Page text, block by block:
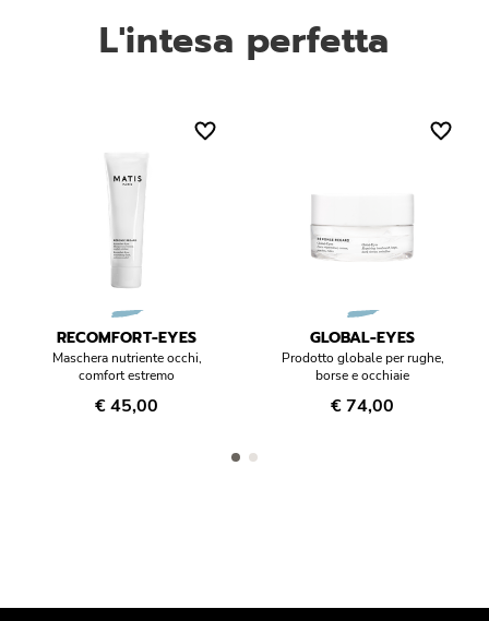
L'intesa perfetta
RECOMFORT-EYES
Maschera nutriente occhi,
comfort estremo
€ 45,00
GLOBAL-EYES
Prodotto globale per rughe,
borse e occhiaie
€ 74,00